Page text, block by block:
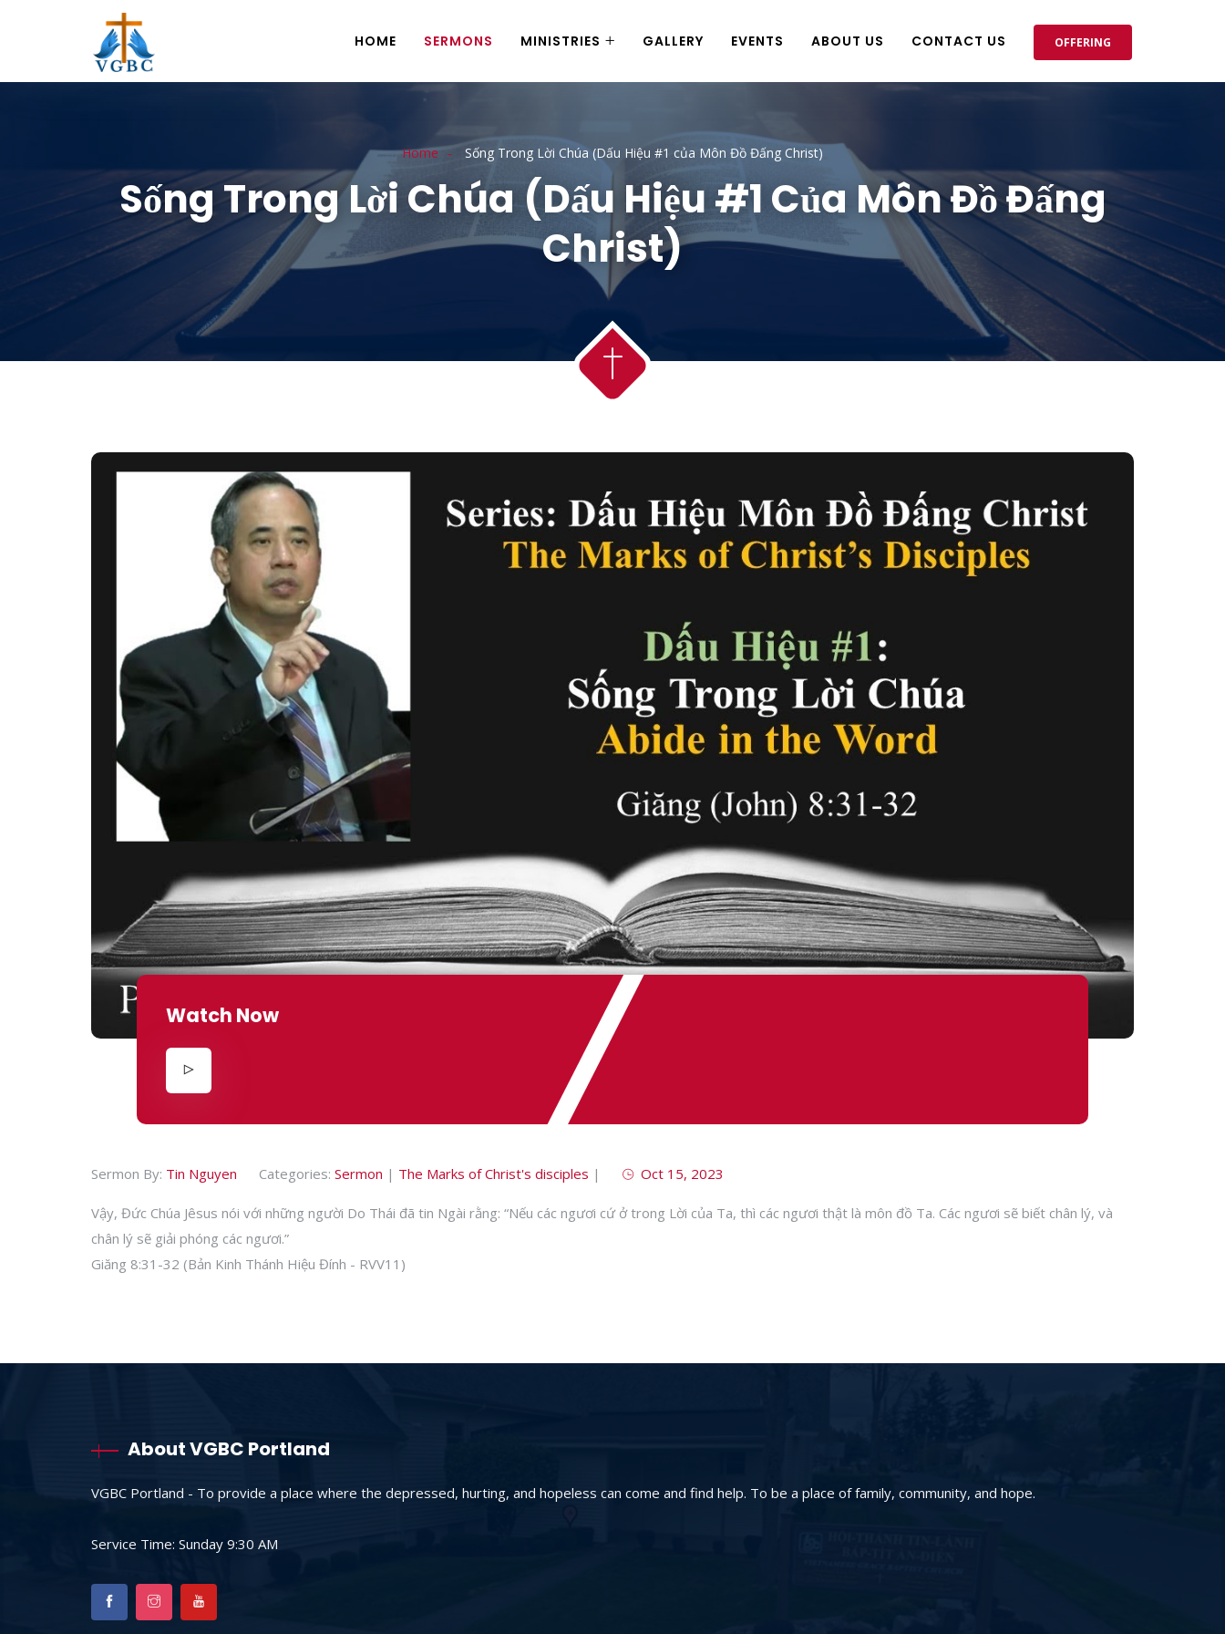
HOME SERMONS MINISTRIES GALLERY EVENTS ABOUT US CONTACT US OFFERING
Home Sống Trong Lời Chúa (Dấu Hiệu #1 của Môn Đồ Đấng Christ)
Sống Trong Lời Chúa (Dấu Hiệu #1 Của Môn Đồ Đấng
Christ)
Watch Now
Sermon By: Tin Nguyen Categories: Sermon | The Marks of Christ's disciples | Oct 15, 2023
Vậy, Đức Chúa Jêsus nói với những người Do Thái đã tin Ngài rằng: “Nếu các ngươi cứ ở trong Lời của Ta, thì các ngươi thật là môn đồ Ta. Các ngươi sẽ biết chân lý, và
chân lý sẽ giải phóng các ngươi.”
Giăng 8:31-32 (Bản Kinh Thánh Hiệu Đính - RVV11)
About VGBC Portland
VGBC Portland - To provide a place where the depressed, hurting, and hopeless can come and find help. To be a place of family, community, and hope.
Service Time: Sunday 9:30 AM